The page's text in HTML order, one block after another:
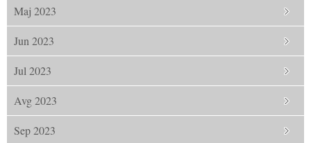
Maj 2023
Jun 2023
Jul 2023
Avg 2023
Sep 2023